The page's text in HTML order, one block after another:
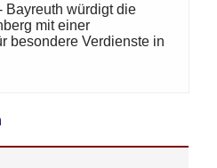
Bayreuth würdigt die
mit einer
besondere Verdienste in